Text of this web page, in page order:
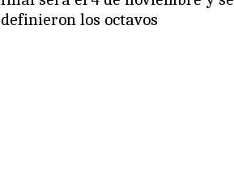
definieron los octavos